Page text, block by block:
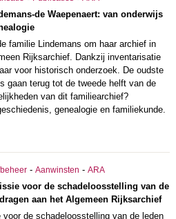
de Waepenaert: van onderwijs
familie Lindemans om haar archief in
Rijksarchief. Dankzij inventarisatie
voor historisch onderzoek. De oudste
gaan terug tot de tweede helft van de
van dit familiearchief?
genealogie en familiekunde.
- Aanwinsten - ARA
voor de schadeloosstelling van de
aan het Algemeen Rijksarchief
de schadeloosstelling van de leden